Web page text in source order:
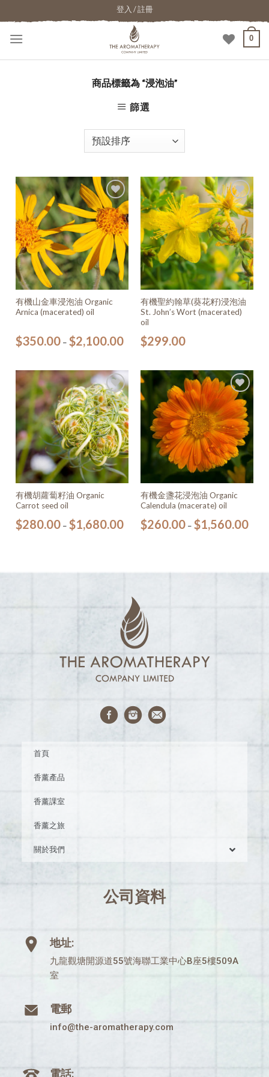
登入 / 註冊
0
商品標籤為 “浸泡油”
篩選
加入
願望
清單
有機山金車浸泡油 Organic
Arnica (macerated) oil
$350.00 – $2,100.00
加入
願望
清單
有機聖約翰草(葵花籽)浸泡油
St. John’s Wort (macerated)
oil
$299.00
加入
願望
清單
有機胡蘿蔔籽油 Organic
Carrot seed oil
$280.00 – $1,680.00
加入
願望
清單
有機金盞花浸泡油 Organic
Calendula (macerate) oil
$260.00– $1,560.00
首頁
香薰產品
香薰課室
香薰之旅
關於我們
公司資料
地址:
九龍觀塘開源道55號海聯工業中心B座5樓509A
室
電郵
info@the-aromatherapy.com
電話: